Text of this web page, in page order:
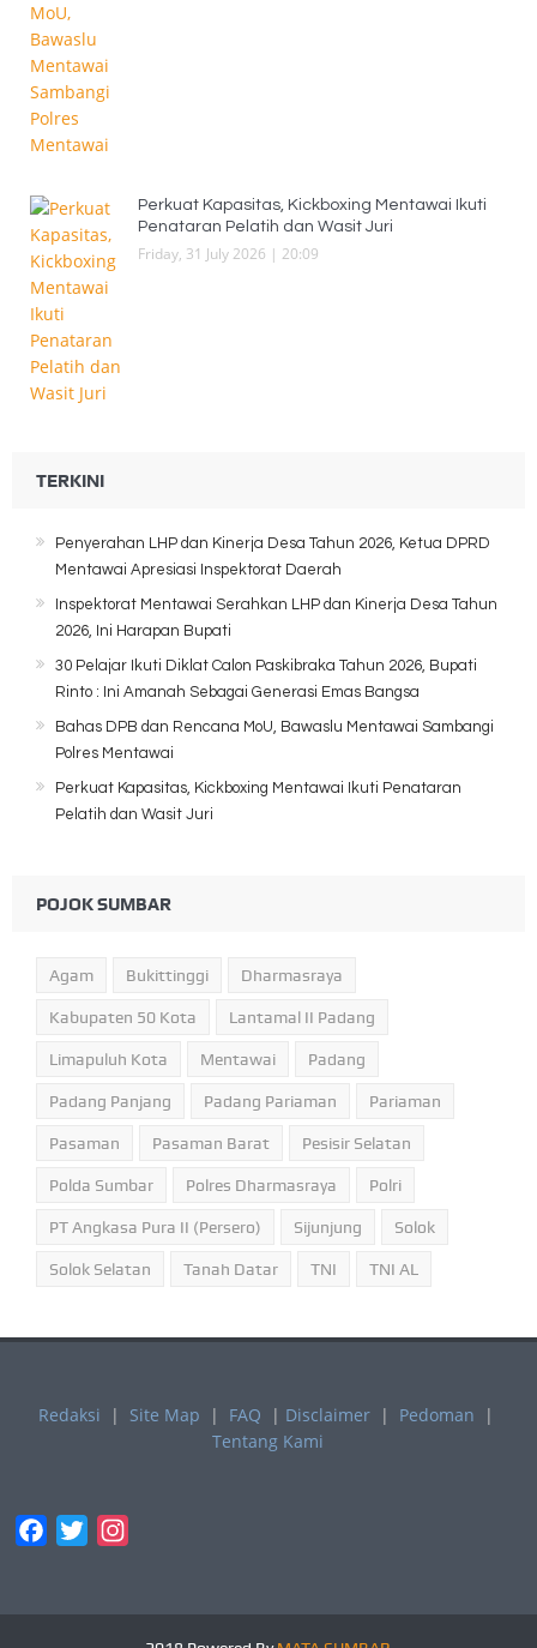
Perkuat Kapasitas, Kickboxing Mentawai Ikuti
Penataran Pelatih dan Wasit Juri
Friday, 31 July 2026 | 20:09
TERKINI
Penyerahan LHP dan Kinerja Desa Tahun 2026, Ketua DPRD
Mentawai Apresiasi Inspektorat Daerah
Inspektorat Mentawai Serahkan LHP dan Kinerja Desa Tahun
2026, Ini Harapan Bupati
30 Pelajar Ikuti Diklat Calon Paskibraka Tahun 2026, Bupati
Rinto : Ini Amanah Sebagai Generasi Emas Bangsa
Bahas DPB dan Rencana MoU, Bawaslu Mentawai Sambangi
Polres Mentawai
Perkuat Kapasitas, Kickboxing Mentawai Ikuti Penataran
Pelatih dan Wasit Juri
POJOK SUMBAR
Agam Bukittinggi Dharmasraya
Kabupaten 50 Kota Lantamal II Padang
Limapuluh Kota Mentawai Padang
Padang Panjang Padang Pariaman Pariaman
Pasaman Pasaman Barat Pesisir Selatan
Polda Sumbar Polres Dharmasraya Polri
PT Angkasa Pura II (Persero) Sijunjung Solok
Solok Selatan Tanah Datar TNI TNI AL
Redaksi | Site Map | FAQ | Disclaimer| Pedoman |
Tentang Kami
Facebook
Twitter